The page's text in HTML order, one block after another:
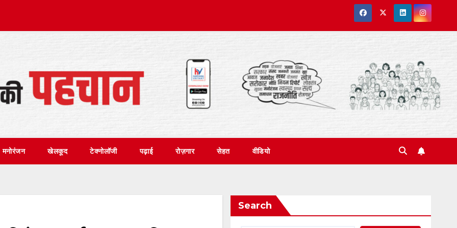
मनोरंजन खेलकूद टेक्नोलॉजी पढ़ाई रोज़गार सेहत वीडियो
Search